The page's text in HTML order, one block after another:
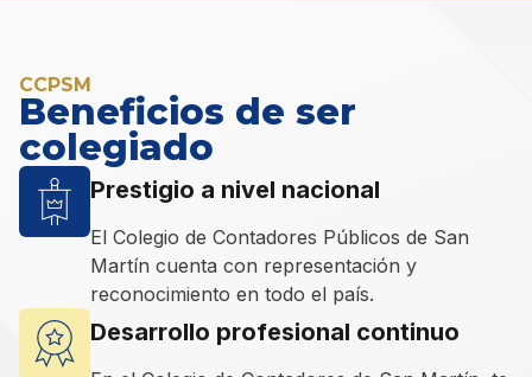
CCPSM
Beneficios de ser
colegiado
Prestigio a nivel nacional
El Colegio de Contadores Públicos de San
Martín cuenta con representación y
reconocimiento en todo el país.
Desarrollo profesional continuo